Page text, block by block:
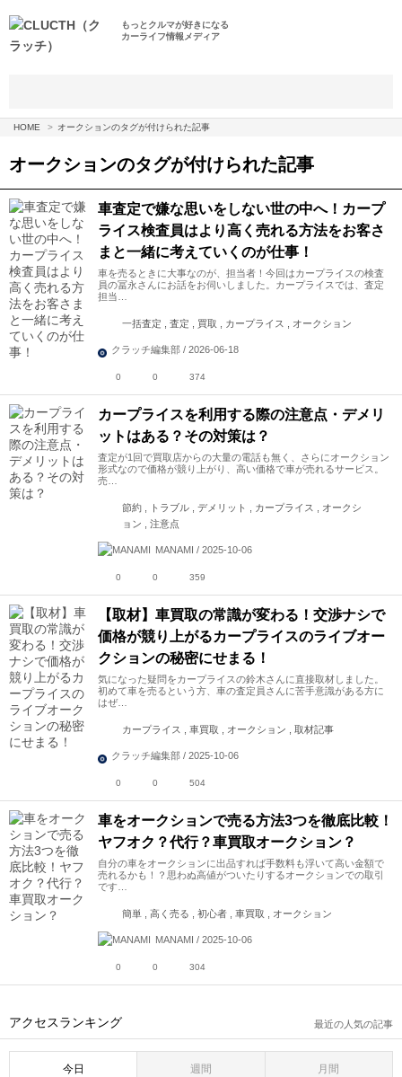
もっとクルマが好きになる
カーライフ情報メディア
HOME オークションのタグが付けられた記事
オークションのタグが付けられた記事
車査定で嫌な思いをしない世の中へ！カープ
ライス検査員はより高く売れる方法をお客さ
まと一緒に考えていくのが仕事！
車を売るときに大事なのが、担当者！今回はカープライスの検査
員の冨永さんにお話をお伺いしました。カープライスでは、査定
担当…
一括査定 , 査定 , 買取 , カープライス , オークション
クラッチ編集部 / 2026-06-18
0 0 374
カープライスを利用する際の注意点・デメリ
ットはある？その対策は？
査定が1回で買取店からの大量の電話も無く、さらにオークション
形式なので価格が競り上がり、高い価格で車が売れるサービス。
売…
節約 , トラブル , デメリット , カープライス , オークシ
ョン , 注意点
MANAMI / 2025-10-06
0 0 359
【取材】車買取の常識が変わる！交渉ナシで
価格が競り上がるカープライスのライブオー
クションの秘密にせまる！
気になった疑問をカープライスの鈴木さんに直接取材しました。
初めて車を売るという方、車の査定員さんに苦手意識がある方に
はぜ…
カープライス , 車買取 , オークション , 取材記事
クラッチ編集部 / 2025-10-06
0 0 504
車をオークションで売る方法3つを徹底比較！
ヤフオク？代行？車買取オークション？
自分の車をオークションに出品すれば手数料も浮いて高い金額で
売れるかも！？思わぬ高値がついたりするオークションでの取引
です…
簡単 , 高く売る , 初心者 , 車買取 , オークション
MANAMI / 2025-10-06
0 0 304
アクセスランキング 最近の人気の記事
今日 週間 月間